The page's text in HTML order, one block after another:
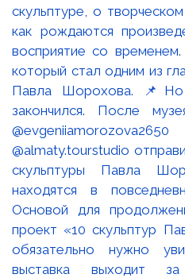
скульптуре, о
как рождаются
восприятие со
который стал одним из
Павла Шорохова.
закончился. После
@almaty.tourstudio
скульптуры Павла
находятся в
Основой для
проект «10 скульптур
обязательно нужно
выставка выходит